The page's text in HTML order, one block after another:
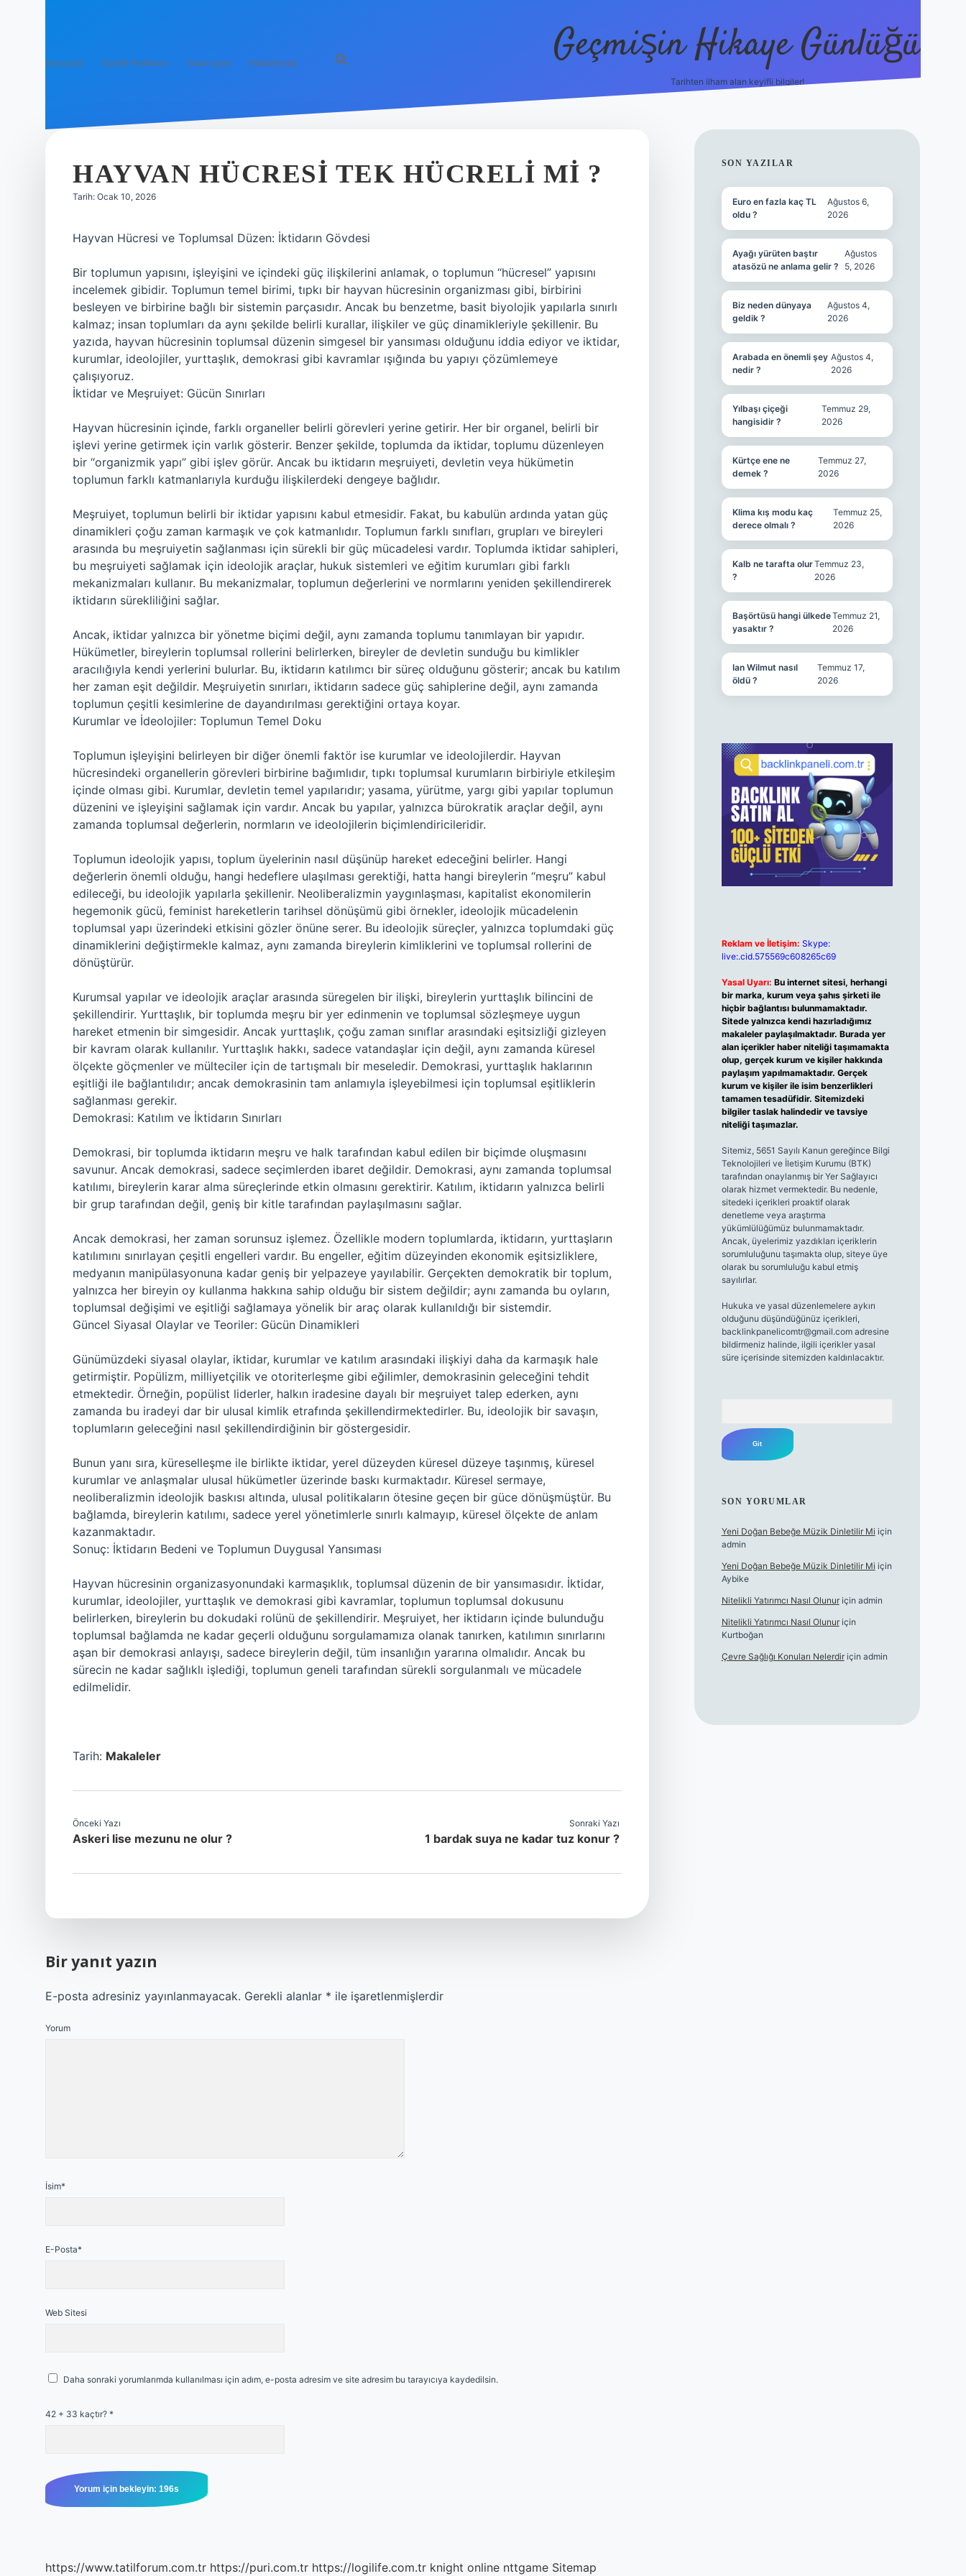
Anasayfa Gizlilik Politikası Yasal Uyarı Hakkımızda Geçmişin Hikaye Günlüğü
Tarihten ilham alan keyifli bilgiler!
HAYVAN HÜCRESI TEK HÜCRELI MI ?
Tarih: Ocak 10, 2026
Hayvan Hücresi ve Toplumsal Düzen: İktidarın Gövdesi
Bir toplumun yapısını, işleyişini ve içindeki güç ilişkilerini anlamak, o toplumun “hücresel” yapısını
incelemek gibidir. Toplumun temel birimi, tıpkı bir hayvan hücresinin organizması gibi, birbirini
besleyen ve birbirine bağlı bir sistemin parçasıdır. Ancak bu benzetme, basit biyolojik yapılarla sınırlı
kalmaz; insan toplumları da aynı şekilde belirli kurallar, ilişkiler ve güç dinamikleriyle şekillenir. Bu
yazıda, hayvan hücresinin toplumsal düzenin simgesel bir yansıması olduğunu iddia ediyor ve iktidar,
kurumlar, ideolojiler, yurttaşlık, demokrasi gibi kavramlar ışığında bu yapıyı çözümlemeye
çalışıyoruz.
İktidar ve Meşruiyet: Gücün Sınırları
Hayvan hücresinin içinde, farklı organeller belirli görevleri yerine getirir. Her bir organel, belirli bir
işlevi yerine getirmek için varlık gösterir. Benzer şekilde, toplumda da iktidar, toplumu düzenleyen
bir “organizmik yapı” gibi işlev görür. Ancak bu iktidarın meşruiyeti, devletin veya hükümetin
toplumun farklı katmanlarıyla kurduğu ilişkilerdeki dengeye bağlıdır.
Meşruiyet, toplumun belirli bir iktidar yapısını kabul etmesidir. Fakat, bu kabulün ardında yatan güç
dinamikleri çoğu zaman karmaşık ve çok katmanlıdır. Toplumun farklı sınıfları, grupları ve bireyleri
arasında bu meşruiyetin sağlanması için sürekli bir güç mücadelesi vardır. Toplumda iktidar sahipleri,
bu meşruiyeti sağlamak için ideolojik araçlar, hukuk sistemleri ve eğitim kurumları gibi farklı
mekanizmaları kullanır. Bu mekanizmalar, toplumun değerlerini ve normlarını yeniden şekillendirerek
iktidarın sürekliliğini sağlar.
Ancak, iktidar yalnızca bir yönetme biçimi değil, aynı zamanda toplumu tanımlayan bir yapıdır.
Hükümetler, bireylerin toplumsal rollerini belirlerken, bireyler de devletin sunduğu bu kimlikler
aracılığıyla kendi yerlerini bulurlar. Bu, iktidarın katılımcı bir süreç olduğunu gösterir; ancak bu katılım
her zaman eşit değildir. Meşruiyetin sınırları, iktidarın sadece güç sahiplerine değil, aynı zamanda
toplumun çeşitli kesimlerine de dayandırılması gerektiğini ortaya koyar.
Kurumlar ve İdeolojiler: Toplumun Temel Doku
Toplumun işleyişini belirleyen bir diğer önemli faktör ise kurumlar ve ideolojilerdir. Hayvan
hücresindeki organellerin görevleri birbirine bağımlıdır, tıpkı toplumsal kurumların birbiriyle etkileşim
içinde olması gibi. Kurumlar, devletin temel yapılarıdır; yasama, yürütme, yargı gibi yapılar toplumun
düzenini ve işleyişini sağlamak için vardır. Ancak bu yapılar, yalnızca bürokratik araçlar değil, aynı
zamanda toplumsal değerlerin, normların ve ideolojilerin biçimlendiricileridir.
Toplumun ideolojik yapısı, toplum üyelerinin nasıl düşünüp hareket edeceğini belirler. Hangi
değerlerin önemli olduğu, hangi hedeflere ulaşılması gerektiği, hatta hangi bireylerin “meşru” kabul
edileceği, bu ideolojik yapılarla şekillenir. Neoliberalizmin yaygınlaşması, kapitalist ekonomilerin
hegemonik gücü, feminist hareketlerin tarihsel dönüşümü gibi örnekler, ideolojik mücadelenin
toplumsal yapı üzerindeki etkisini gözler önüne serer. Bu ideolojik süreçler, yalnızca toplumdaki güç
dinamiklerini değiştirmekle kalmaz, aynı zamanda bireylerin kimliklerini ve toplumsal rollerini de
dönüştürür.
Kurumsal yapılar ve ideolojik araçlar arasında süregelen bir ilişki, bireylerin yurttaşlık bilincini de
şekillendirir. Yurttaşlık, bir toplumda meşru bir yer edinmenin ve toplumsal sözleşmeye uygun
hareket etmenin bir simgesidir. Ancak yurttaşlık, çoğu zaman sınıflar arasındaki eşitsizliği gizleyen
bir kavram olarak kullanılır. Yurttaşlık hakkı, sadece vatandaşlar için değil, aynı zamanda küresel
ölçekte göçmenler ve mülteciler için de tartışmalı bir meseledir. Demokrasi, yurttaşlık haklarının
eşitliği ile bağlantılıdır; ancak demokrasinin tam anlamıyla işleyebilmesi için toplumsal eşitliklerin
sağlanması gerekir.
Demokrasi: Katılım ve İktidarın Sınırları
Demokrasi, bir toplumda iktidarın meşru ve halk tarafından kabul edilen bir biçimde oluşmasını
savunur. Ancak demokrasi, sadece seçimlerden ibaret değildir. Demokrasi, aynı zamanda toplumsal
katılımı, bireylerin karar alma süreçlerinde etkin olmasını gerektirir. Katılım, iktidarın yalnızca belirli
bir grup tarafından değil, geniş bir kitle tarafından paylaşılmasını sağlar.
Ancak demokrasi, her zaman sorunsuz işlemez. Özellikle modern toplumlarda, iktidarın, yurttaşların
katılımını sınırlayan çeşitli engelleri vardır. Bu engeller, eğitim düzeyinden ekonomik eşitsizliklere,
medyanın manipülasyonuna kadar geniş bir yelpazeye yayılabilir. Gerçekten demokratik bir toplum,
yalnızca her bireyin oy kullanma hakkına sahip olduğu bir sistem değildir; aynı zamanda bu oyların,
toplumsal değişimi ve eşitliği sağlamaya yönelik bir araç olarak kullanıldığı bir sistemdir.
Güncel Siyasal Olaylar ve Teoriler: Gücün Dinamikleri
Günümüzdeki siyasal olaylar, iktidar, kurumlar ve katılım arasındaki ilişkiyi daha da karmaşık hale
getirmiştir. Popülizm, milliyetçilik ve otoriterleşme gibi eğilimler, demokrasinin geleceğini tehdit
etmektedir. Örneğin, popülist liderler, halkın iradesine dayalı bir meşruiyet talep ederken, aynı
zamanda bu iradeyi dar bir ulusal kimlik etrafında şekillendirmektedirler. Bu, ideolojik bir savaşın,
toplumların geleceğini nasıl şekillendirdiğinin bir göstergesidir.
Bunun yanı sıra, küreselleşme ile birlikte iktidar, yerel düzeyden küresel düzeye taşınmış, küresel
kurumlar ve anlaşmalar ulusal hükümetler üzerinde baskı kurmaktadır. Küresel sermaye,
neoliberalizmin ideolojik baskısı altında, ulusal politikaların ötesine geçen bir güce dönüşmüştür. Bu
bağlamda, bireylerin katılımı, sadece yerel yönetimlerle sınırlı kalmayıp, küresel ölçekte de anlam
kazanmaktadır.
Sonuç: İktidarın Bedeni ve Toplumun Duygusal Yansıması
Hayvan hücresinin organizasyonundaki karmaşıklık, toplumsal düzenin de bir yansımasıdır. İktidar,
kurumlar, ideolojiler, yurttaşlık ve demokrasi gibi kavramlar, toplumun toplumsal dokusunu
belirlerken, bireylerin bu dokudaki rolünü de şekillendirir. Meşruiyet, her iktidarın içinde bulunduğu
toplumsal bağlamda ne kadar geçerli olduğunu sorgulamamıza olanak tanırken, katılımın sınırlarını
aşan bir demokrasi anlayışı, sadece bireylerin değil, tüm insanlığın yararına olmalıdır. Ancak bu
sürecin ne kadar sağlıklı işlediği, toplumun geneli tarafından sürekli sorgulanmalı ve mücadele
edilmelidir.
Tarih: Makaleler
Önceki Yazı
Askeri lise mezunu ne olur ?
Sonraki Yazı
1 bardak suya ne kadar tuz konur ?
Bir yanıt yazın
E-posta adresiniz yayınlanmayacak. Gerekli alanlar * ile işaretlenmişlerdir
Yorum
İsim*
E-Posta*
Web Sitesi
Daha sonraki yorumlarımda kullanılması için adım, e-posta adresim ve site adresim bu tarayıcıya kaydedilsin.
42 + 33 kaçtır? *
https://www.tatilforum.com.tr https://puri.com.tr https://logilife.com.tr knight online nttgame Sitemap
SIDEBAR
SON YAZILAR
Euro en fazla kaç TL
oldu ?
Ağustos 6,
2026
Ayağı yürüten baştır
atasözü ne anlama gelir ?
Ağustos
5, 2026
Biz neden dünyaya
geldik ?
Ağustos 4,
2026
Arabada en önemli şey
nedir ?
Ağustos 4,
2026
Yılbaşı çiçeği
hangisidir ?
Temmuz 29,
2026
Kürtçe ene ne
demek ?
Temmuz 27,
2026
Klima kış modu kaç
derece olmalı ?
Temmuz 25,
2026
Kalb ne tarafta olur
?
Temmuz 23,
2026
Başörtüsü hangi ülkede
yasaktır ?
Temmuz 21,
2026
Ian Wilmut nasıl
öldü ?
Temmuz 17,
2026
Reklam ve İletişim: Skype:
live:.cid.575569c608265c69
Yasal Uyarı: Bu internet sitesi, herhangi
bir marka, kurum veya şahıs şirketi ile
hiçbir bağlantısı bulunmamaktadır.
Sitede yalnızca kendi hazırladığımız
makaleler paylaşılmaktadır. Burada yer
alan içerikler haber niteliği taşımamakta
olup, gerçek kurum ve kişiler hakkında
paylaşım yapılmamaktadır. Gerçek
kurum ve kişiler ile isim benzerlikleri
tamamen tesadüfidir. Sitemizdeki
bilgiler taslak halindedir ve tavsiye
niteliği taşımazlar.
Sitemiz, 5651 Sayılı Kanun gereğince Bilgi
Teknolojileri ve İletişim Kurumu (BTK)
tarafından onaylanmış bir Yer Sağlayıcı
olarak hizmet vermektedir. Bu nedenle,
sitedeki içerikleri proaktif olarak
denetleme veya araştırma
yükümlülüğümüz bulunmamaktadır.
Ancak, üyelerimiz yazdıkları içeriklerin
sorumluluğunu taşımakta olup, siteye üye
olarak bu sorumluluğu kabul etmiş
sayılırlar.
Hukuka ve yasal düzenlemelere aykırı
olduğunu düşündüğünüz içerikleri,
backlinkpanelicomtr@gmail.comadresine
bildirmeniz halinde, ilgili içerikler yasal
süre içerisinde sitemizden kaldırılacaktır.
SON YORUMLAR
Yeni Doğan Bebeğe Müzik Dinletilir Mi için
admin
Yeni Doğan Bebeğe Müzik Dinletilir Mi için
Aybike
Nitelikli Yatırımcı Nasıl Olunuriçin admin
Nitelikli Yatırımcı Nasıl Olunuriçin
Kurtboğan
Çevre Sağlığı Konuları Nelerdiriçin admin
betbox giriş